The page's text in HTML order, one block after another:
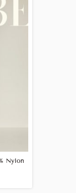
Nylon